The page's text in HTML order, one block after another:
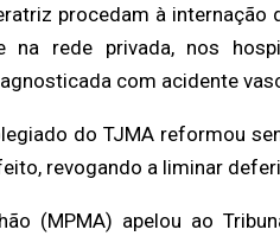
procedam à internação
na rede privada, nos
com acidente
do TJMA reformou
revogando a liminar
(MPMA) apelou ao